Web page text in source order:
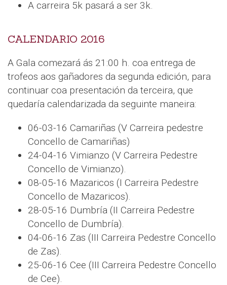
A carreira 5k pasará a ser 3k.
CALENDARIO 2016
A Gala comezará ás 21:00 h. coa entrega de
trofeos aos gañadores da segunda edición, para
continuar coa presentación da terceira, que
quedaría calendarizada da seguinte maneira:
06-03-16 Camariñas (V Carreira pedestre
Concello de Camariñas)
24-04-16 Vimianzo (V Carreira Pedestre
Concello de Vimianzo).
08-05-16 Mazaricos (I Carreira Pedestre
Concello de Mazaricos).
28-05-16 Dumbría (II Carreira Pedestre
Concello de Dumbría).
04-06-16 Zas (III Carreira Pedestre Concello
de Zas).
25-06-16 Cee (III Carreira Pedestre Concello
de Cee).